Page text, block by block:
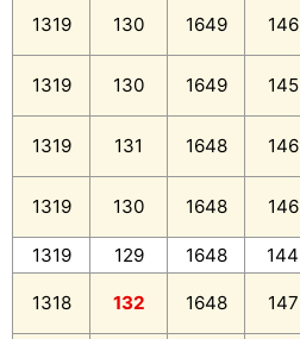
1319 130 1649 146
1319 130 1649 145
1319 131 1648 146
1319 130 1648 146
1319
129 1648 144
1318 132 1648 147